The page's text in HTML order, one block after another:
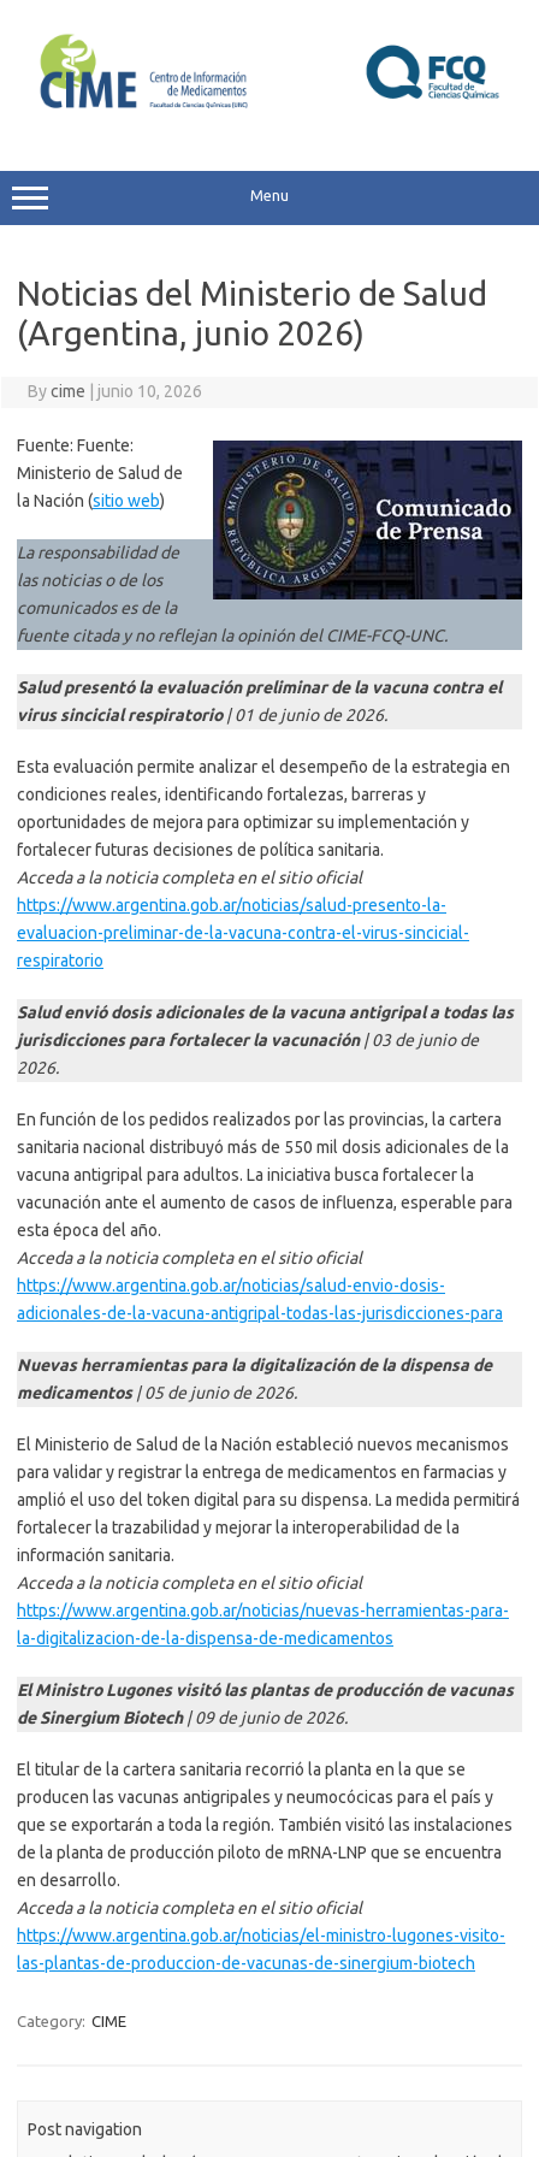
content
Menu
Noticias del Ministerio de Salud
(Argentina, junio 2026)
Bycime junio 10, 2026
Fuente: Fuente:
Ministerio de Salud de
la Nación (sitio web)
La responsabilidad de
las noticias o de los
comunicados es de la
fuente citada y no reflejan la opinión del CIME-FCQ-UNC.
Salud presentó la evaluación preliminar de la vacuna contra el
virus sincicial respiratorio| 01 de junio de 2026.
Esta evaluación permite analizar el desempeño de la estrategia en
condiciones reales, identificando fortalezas, barreras y
oportunidades de mejora para optimizar su implementación y
fortalecer futuras decisiones de política sanitaria.
Acceda a la noticia completa en el sitio oficial
https://www.argentina.gob.ar/noticias/salud-presento-la-
evaluacion-preliminar-de-la-vacuna-contra-el-virus-sincicial-
respiratorio
Salud envió dosis adicionales de la vacuna antigripal a todas las
jurisdicciones para fortalecer la vacunación| 03 de junio de
2026.
En función de los pedidos realizados por las provincias, la cartera
sanitaria nacional distribuyó más de 550 mil dosis adicionales de la
vacuna antigripal para adultos. La iniciativa busca fortalecer la
vacunación ante el aumento de casos de influenza, esperable para
esta época del año.
Acceda a la noticia completa en el sitio oficial
https://www.argentina.gob.ar/noticias/salud-envio-dosis-
adicionales-de-la-vacuna-antigripal-todas-las-jurisdicciones-para
Nuevas herramientas para la digitalización de la dispensa de
medicamentos| 05 de junio de 2026.
El Ministerio de Salud de la Nación estableció nuevos mecanismos
para validar y registrar la entrega de medicamentos en farmacias y
amplió el uso del token digital para su dispensa. La medida permitirá
fortalecer la trazabilidad y mejorar la interoperabilidad de la
información sanitaria.
Acceda a la noticia completa en el sitio oficial
https://www.argentina.gob.ar/noticias/nuevas-herramientas-para-
la-digitalizacion-de-la-dispensa-de-medicamentos
El Ministro Lugones visitó las plantas de producción de vacunas
de Sinergium Biotech| 09 de junio de 2026.
El titular de la cartera sanitaria recorrió la planta en la que se
producen las vacunas antigripales y neumocócicas para el país y
que se exportarán a toda la región. También visitó las instalaciones
de la planta de producción piloto de mRNA-LNP que se encuentra
en desarrollo.
Acceda a la noticia completa en el sitio oficial
https://www.argentina.gob.ar/noticias/el-ministro-lugones-visito-
las-plantas-de-produccion-de-vacunas-de-sinergium-biotech
Category: CIME
Post navigation